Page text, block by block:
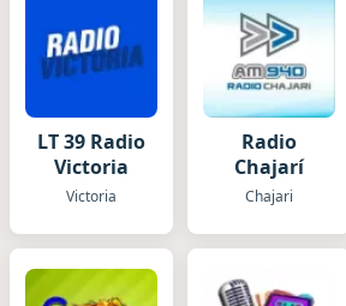
LT 39 Radio
Victoria
Victoria
Radio
Chajarí
Chajari